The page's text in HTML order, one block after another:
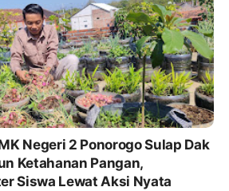
Negeri 2 Ponorogo Sulap Dak
Ketahanan Pangan,
Siswa Lewat Aksi Nyata